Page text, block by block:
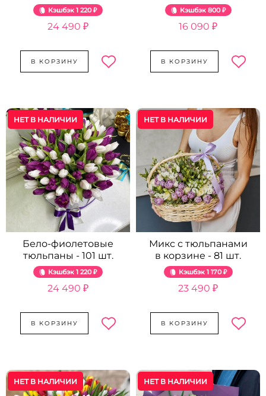
Кэшбэк 1 220 ₽
24 490 ₽
В КОРЗИНУ
Кэшбэк 800 ₽
16 090 ₽
В КОРЗИНУ
НЕТ В НАЛИЧИИ
Бело-фиолетовые
тюльпаны - 101 шт.
Кэшбэк 1 220 ₽
24 490 ₽
В КОРЗИНУ
НЕТ В НАЛИЧИИ
Микс с тюльпанами
в корзине - 81 шт.
Кэшбэк 1 170 ₽
23 490 ₽
В КОРЗИНУ
НЕТ В НАЛИЧИИ НЕТ В НАЛИЧИИ